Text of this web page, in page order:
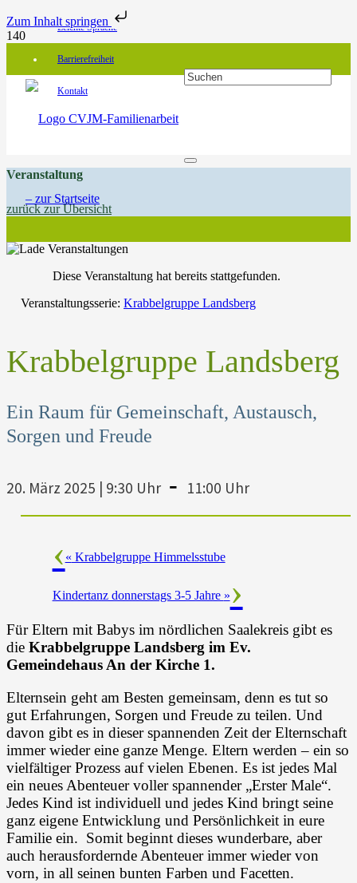
Zum Inhalt springen
Leichte Sprache
Barrierefreiheit
Kontakt
Veranstaltung
zurück zur Übersicht
Diese Veranstaltung hat bereits stattgefunden.
Veranstaltungsserie: Krabbelgruppe Landsberg
Krabbelgruppe Landsberg
Ein Raum für Gemeinschaft, Austausch,
Sorgen und Freude
20. März 2025 | 9:30 Uhr - 11:00 Uhr
« Krabbelgruppe Himmelsstube
Kindertanz donnerstags 3-5 Jahre »
Für Eltern mit Babys im nördlichen Saalekreis gibt es
die Krabbelgruppe Landsberg im Ev.
Gemeindehaus An der Kirche 1.
Elternsein geht am Besten gemeinsam, denn es tut so
gut Erfahrungen, Sorgen und Freude zu teilen. Und
davon gibt es in dieser spannenden Zeit der Elternschaft
immer wieder eine ganze Menge. Eltern werden – ein so
vielfältiger Prozess auf vielen Ebenen. Es ist jedes Mal
ein neues Abenteuer voller spannender „Erster Male“.
Jedes Kind ist individuell und jedes Kind bringt seine
ganz eigene Entwicklung und Persönlichkeit in eure
Familie ein. Somit beginnt dieses wunderbare, aber
auch herausfordernde Abenteuer immer wieder von
vorn, in all seinen bunten Farben und Facetten.